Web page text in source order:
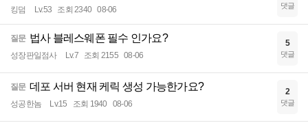
킹덤 Lv.53 조회 2340 08-06 댓글
질문 법사 블레스웨폰 필수 인가요?
성장판일점사 Lv.7 조회 2155 08-06
5
댓글
질문 데포 서버 현재 케릭 생성 가능한가요?
성공한놈 Lv.15 조회 1940 08-06
2
댓글